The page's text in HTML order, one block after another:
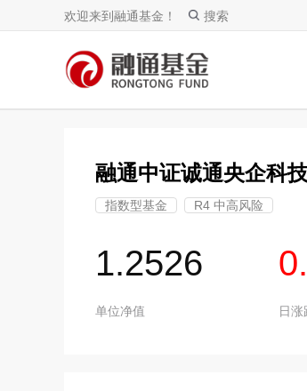
欢迎来到融通基金！ 搜索
融通中证诚通央企科
指数型基金 R4 中高风险
1.2526
单位净值 日